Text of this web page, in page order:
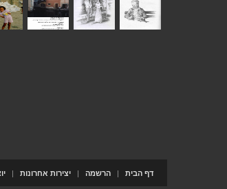
דף הבית | הרשמה | יצירות אחרונות |